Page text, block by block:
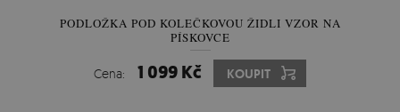
PODLOŽKA POD KOLEČKOVOU ŽIDLI VZOR NA
PÍSKOVCE
Cena: 1 099 Kč KOUPIT